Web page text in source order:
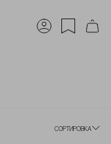
СОРТИРОВКА